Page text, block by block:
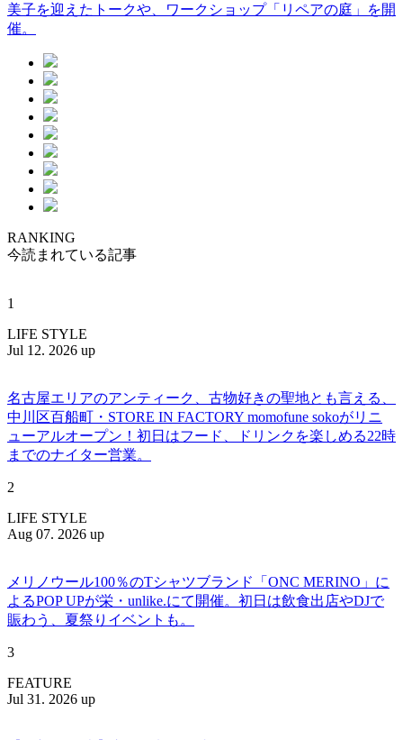
美子を迎えたトークや、ワークショップ「リペアの庭」を開
催。
RANKING
今読まれている記事
1
LIFE STYLE
Jul 12. 2026 up
名古屋エリアのアンティーク、古物好きの聖地とも言える、
中川区百船町・STORE IN FACTORY momofune sokoがリニ
ューアルオープン！初日はフード、ドリンクを楽しめる22時
までのナイター営業。
2
LIFE STYLE
Aug 07. 2026 up
メリノウール100％のTシャツブランド「ONC MERINO」に
よるPOP UPが栄・unlike.にて開催。初日は飲食出店やDJで
賑わう、夏祭りイベントも。
3
FEATURE
Jul 31. 2026 up